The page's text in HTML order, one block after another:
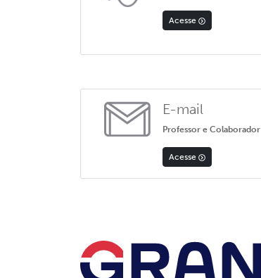
Acesse
E-mail
Professor e Colaborador
Acesse